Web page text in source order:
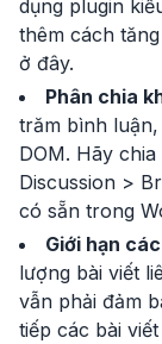
dụng plugin
thêm cách
ở đây.
Phân chia
trăm bình
DOM. Hãy
Discussion >
có sẵn trong
Giới hạn
lượng bài viết
vẫn phải đảm
tiếp các bài